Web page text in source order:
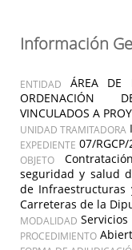
Información
ENTIDAD
ÁREA DE
ORDENACIÓN
VINCULADOS A
UNIDAD TRAMITADORA
EXPEDIENTE 07/
OBJETO
seguridad y salud
de
Carreteras de la
MODALIDAD Servicios
PROCEDIMIENTO